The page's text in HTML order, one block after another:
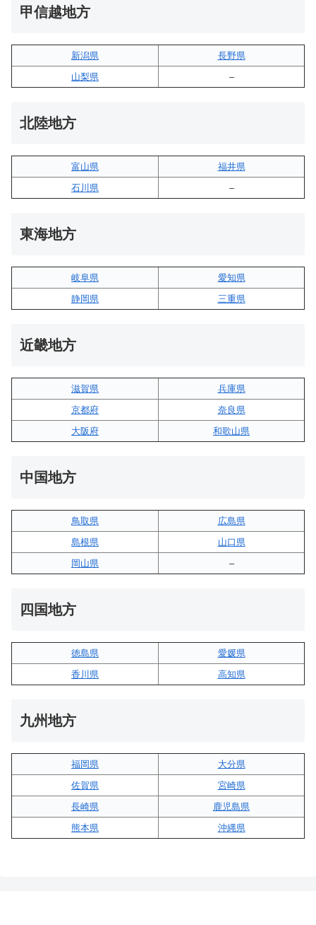
甲信越地方
新潟県
長野県
山梨県
–
北陸地方
富山県
福井県
石川県
–
東海地方
岐阜県
愛知県
静岡県
三重県
近畿地方
滋賀県
兵庫県
京都府
奈良県
大阪府
和歌山県
中国地方
鳥取県
広島県
島根県
山口県
岡山県
–
四国地方
徳島県
愛媛県
香川県
高知県
九州地方
福岡県
大分県
佐賀県
宮崎県
長崎県
鹿児島県
熊本県
沖縄県